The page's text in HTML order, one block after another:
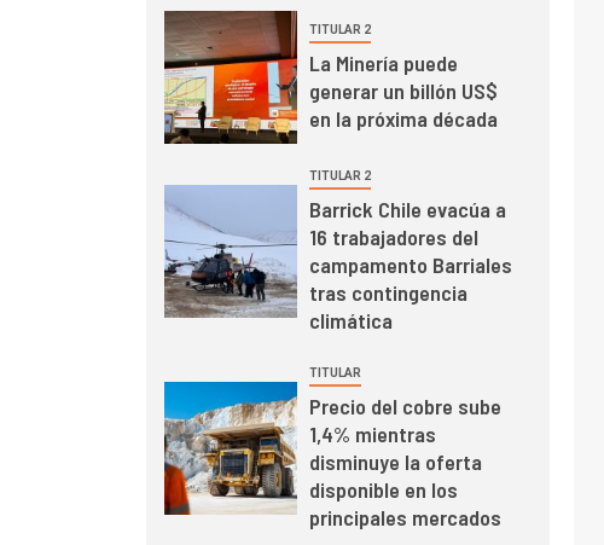
3
PIB minero impacta el
crecimiento regional:
Banco Central reporta
resultados dispares en
Informe bimensual de
Cochilco: precio del
cobre alcanza
máximos por escasez
de concentrados
5 I+D
Estudio revela cómo el
precio del cobre y
educación superior se
relacionan en zonas
mineras
6
BHP proyecta
producción de cobre
TITULAR 2
La Minería puede
generar un billón US$
en la próxima década
TITULAR 2
Barrick Chile evacúa a
16 trabajadores del
campamento Barriales
tras contingencia
climática
TITULAR
Precio del cobre sube
1,4% mientras
disminuye la oferta
disponible en los
principales mercados